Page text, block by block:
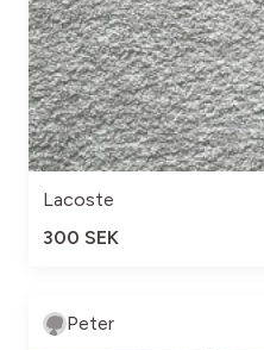
Lacoste
300 SEK
Peter